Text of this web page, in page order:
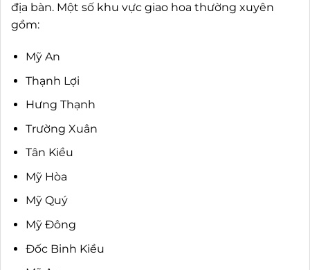
địa bàn. Một số khu vực giao hoa thường xuyên
gồm:
Mỹ An
Thạnh Lợi
Hưng Thạnh
Trường Xuân
Tân Kiều
Mỹ Hòa
Mỹ Quý
Mỹ Đông
Đốc Binh Kiều